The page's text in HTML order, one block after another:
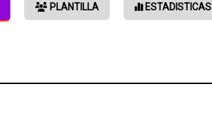
PLANTILLA ESTADISTICAS